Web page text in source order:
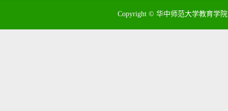
Copyright © 华中师范大学教育学院